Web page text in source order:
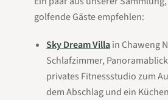
golfende Gäste empfehlen:
Sky Dream Villain Chaweng
Schlafzimmer,
privates Fitnessstudio zum
dem Abschlag und ein